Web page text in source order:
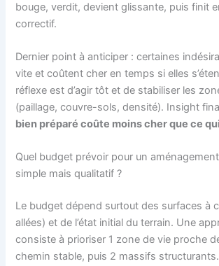
bouge, verdit, devient glissante, puis finit
correctif.
Dernier point à anticiper : certaines
vite et coûtent cher en temps si elles
réflexe est d’agir tôt et de stabiliser les
(paillage, couvre-sols, densité). Insight
bien préparé coûte moins cher que ce
Quel budget prévoir pour un
simple mais qualitatif ?
Le budget dépend surtout des surfaces à
allées) et de l’état initial du terrain. Une
consiste à prioriser 1 zone de vie proche
chemin stable, puis 2 massifs